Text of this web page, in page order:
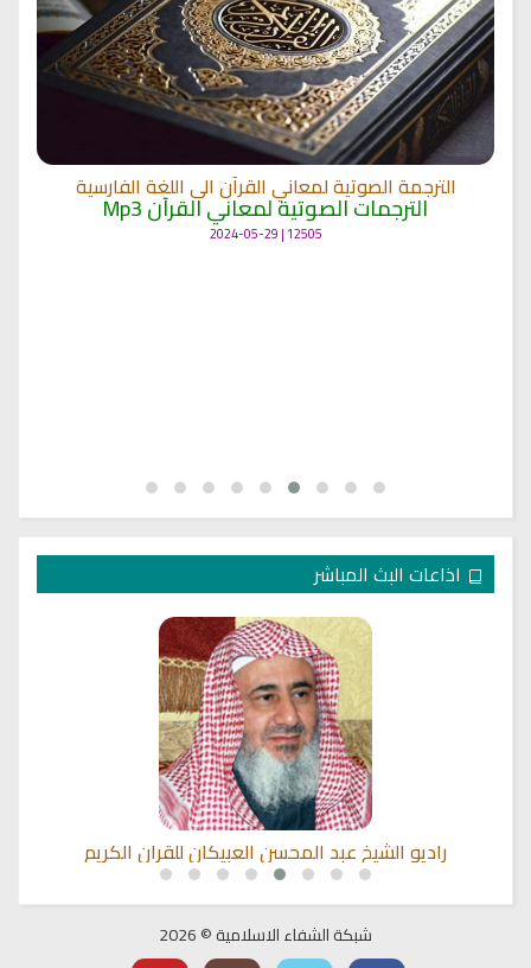
الترجمة الصوتية لمعاني القرآن الى اللغة الفارسية
الترجمات الصوتية لمعاني القرآن Mp3
12505 | 2024-05-29
اذاعات البث المباشر
راديو الشيخ عبد المحسن العبيكان للقران الكريم
شبكة الشفاء الاسلامية © 2026